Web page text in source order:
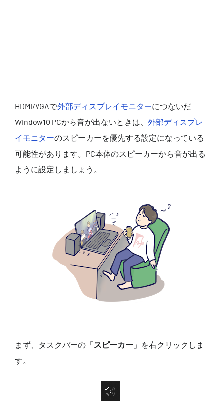
HDMI/VGAで外部ディスプレイモニターにつないだ
Window10 PCから音が出ないときは、 外部ディスプレ
イモニターのスピーカーを優先する設定になっている
可能性があります。PC本体のスピーカーから音が出る
ように設定しましょう。
まず、タスクバーの「スピーカー 」を右クリックしま
す。